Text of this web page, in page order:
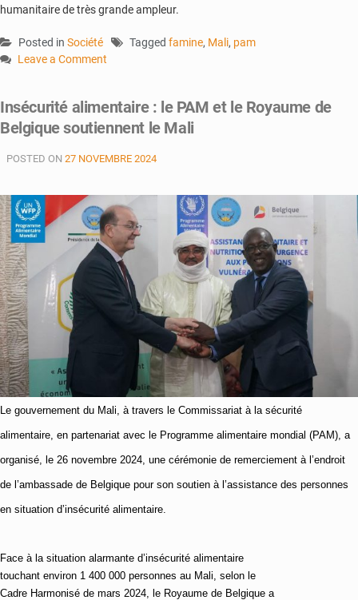
humanitaire de très grande ampleur.
Posted in Société Tagged famine, Mali, pam
Leave a Comment
alimentaire
en
de
et
du
Centre
:
vers
une
catastrophe
humanitaire
silencieuse
Insécurité alimentaire : le PAM et le Royaume de
Belgique soutiennent le Mali
POSTED ON 27 NOVEMBRE 2024
Le gouvernement du Mali, à travers le Commissariat à la sécurité
alimentaire, en partenariat avec le Programme alimentaire mondial (PAM), a
organisé, le 26 novembre 2024, une cérémonie de remerciement à l’endroit
de l’ambassade de Belgique pour son soutien à l’assistance des personnes
en situation d’insécurité alimentaire.
Face à la situation alarmante d’insécurité alimentaire
touchant environ 1 400 000 personnes au Mali, selon le
Cadre Harmonisé de mars 2024, le Royaume de Belgique a